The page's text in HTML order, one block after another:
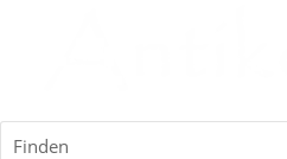
Finden